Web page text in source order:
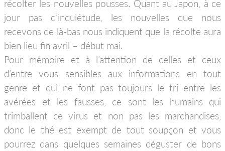
récolter les nouvelles pousses. Quant au Japon, à ce
jour pas d’inquiétude, les nouvelles que nous
recevons de là-bas nous indiquent que la récolte aura
bien lieu fin avril – début mai.
Pour mémoire et à l’attention de celles et ceux
d’entre vous sensibles aux informations en tout
genre et qui ne font pas toujours le tri entre les
avérées et les fausses, ce sont les humains qui
trimballent ce virus et non pas les marchandises,
donc le thé est exempt de tout soupçon et vous
pourrez dans quelques semaines déguster de bons